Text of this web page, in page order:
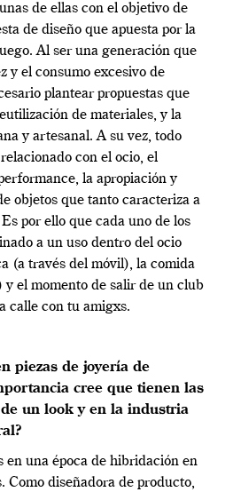
de ellas con el objetivo de
de diseño que apuesta por la
Al ser una generación que
y el consumo excesivo de
plantear propuestas que
de materiales, y la
y artesanal. A su vez, todo
con el ocio, el
la apropiación y
objetos que tanto caracteriza a
por ello que cada uno de los
a un uso dentro del ocio
(a través del móvil), la comida
y el momento de salir de un club
calle con tu amigxs.
piezas de joyería de
cree que tienen las
un look y en la industria
en una época de hibridación en
Como diseñadora de producto,